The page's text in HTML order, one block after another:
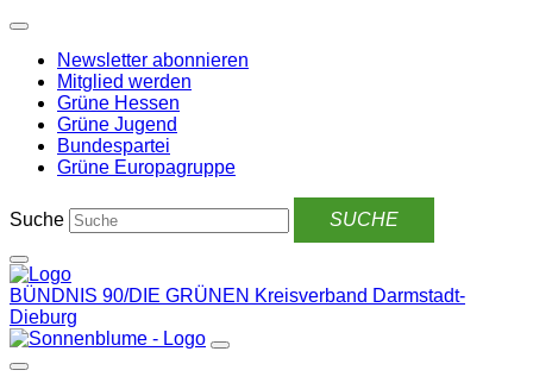
Weiter
Inhalt
Newsletter abonnieren
Mitglied werden
Grüne Hessen
Grüne Jugend
Bundespartei
Grüne Europagruppe
Suche
BÜNDNIS 90/DIE GRÜNEN Kreisverband Darmstadt-
Dieburg